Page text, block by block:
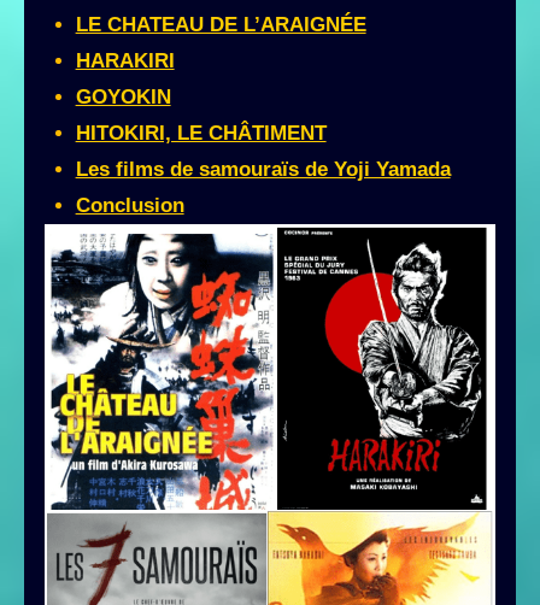
LE CHATEAU DE L’ARAIGNÉE
HARAKIRI
GOYOKIN
HITOKIRI, LE CHÂTIMENT
Les films de samouraïs de Yoji Yamada
Conclusion